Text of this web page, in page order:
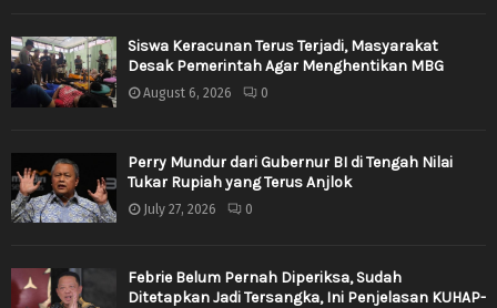
Siswa Keracunan Terus Terjadi, Masyarakat
Desak Pemerintah Agar Menghentikan MBG
August 6, 2026 0
Perry Mundur dari Gubernur BI di Tengah Nilai
Tukar Rupiah yang Terus Anjlok
July 27, 2026 0
Febrie Belum Pernah Diperiksa, Sudah
Ditetapkan Jadi Tersangka, Ini Penjelasan KUHAP-